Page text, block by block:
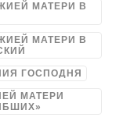
МАТЕРИ В
МАТЕРИ В
ГОСПОДНЯ
МАТЕРИ